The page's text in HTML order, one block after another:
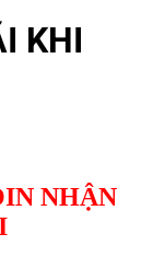
KHI
NHẬN